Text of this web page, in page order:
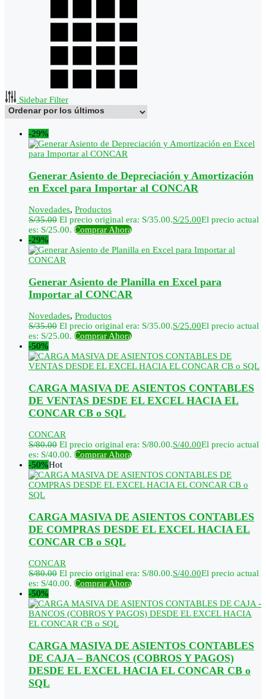
Sidebar Filter
-29%
Generar Asiento de Depreciación y Amortización
en Excel para Importar al CONCAR
Novedades, Productos
S/35.00 El precio original era: S/35.00.S/25.00El precio actual
es: S/25.00. Comprar Ahora
-29%
Generar Asiento de Planilla en Excel para
Importar al CONCAR
Novedades, Productos
S/35.00 El precio original era: S/35.00.S/25.00El precio actual
es: S/25.00. Comprar Ahora
-50%
CARGA MASIVA DE ASIENTOS CONTABLES
DE VENTAS DESDE EL EXCEL HACIA EL
CONCAR CB o SQL
CONCAR
S/80.00 El precio original era: S/80.00.S/40.00El precio actual
es: S/40.00. Comprar Ahora
-50%Hot
CARGA MASIVA DE ASIENTOS CONTABLES
DE COMPRAS DESDE EL EXCEL HACIA EL
CONCAR CB o SQL
CONCAR
S/80.00 El precio original era: S/80.00.S/40.00El precio actual
es: S/40.00. Comprar Ahora
-50%
CARGA MASIVA DE ASIENTOS CONTABLES
DE CAJA – BANCOS (COBROS Y PAGOS)
DESDE EL EXCEL HACIA EL CONCAR CB o
SQL